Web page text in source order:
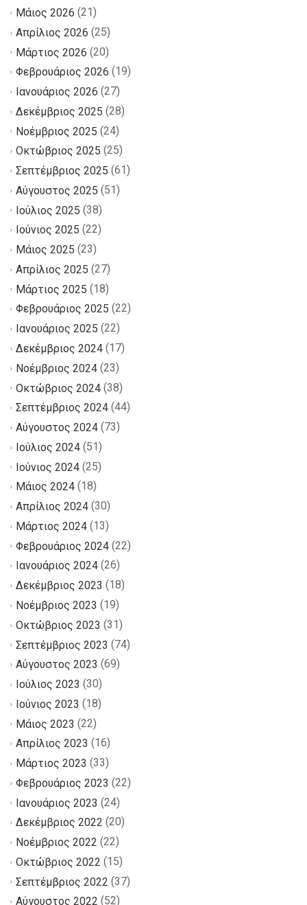
Μάιος 2026 (21)
Απρίλιος 2026 (25)
Μάρτιος 2026 (20)
Φεβρουάριος 2026 (19)
Ιανουάριος 2026 (27)
Δεκέμβριος 2025 (28)
Νοέμβριος 2025 (24)
Οκτώβριος 2025 (25)
Σεπτέμβριος 2025 (61)
Αύγουστος 2025 (51)
Ιούλιος 2025 (38)
Ιούνιος 2025 (22)
Μάιος 2025 (23)
Απρίλιος 2025 (27)
Μάρτιος 2025 (18)
Φεβρουάριος 2025 (22)
Ιανουάριος 2025 (22)
Δεκέμβριος 2024 (17)
Νοέμβριος 2024 (23)
Οκτώβριος 2024 (38)
Σεπτέμβριος 2024 (44)
Αύγουστος 2024 (73)
Ιούλιος 2024 (51)
Ιούνιος 2024 (25)
Μάιος 2024 (18)
Απρίλιος 2024 (30)
Μάρτιος 2024 (13)
Φεβρουάριος 2024 (22)
Ιανουάριος 2024 (26)
Δεκέμβριος 2023 (18)
Νοέμβριος 2023 (19)
Οκτώβριος 2023 (31)
Σεπτέμβριος 2023 (74)
Αύγουστος 2023 (69)
Ιούλιος 2023 (30)
Ιούνιος 2023 (18)
Μάιος 2023 (22)
Απρίλιος 2023 (16)
Μάρτιος 2023 (33)
Φεβρουάριος 2023 (22)
Ιανουάριος 2023 (24)
Δεκέμβριος 2022 (20)
Νοέμβριος 2022 (22)
Οκτώβριος 2022 (15)
Σεπτέμβριος 2022 (37)
Αύγουστος 2022 (52)